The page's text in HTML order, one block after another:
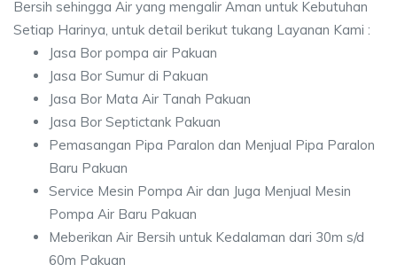
Bersih sehingga Air yang mengalir Aman untuk Kebutuhan
Setiap Harinya, untuk detail berikut tukang Layanan Kami :
Jasa Bor pompa air Pakuan
Jasa Bor Sumur di Pakuan
Jasa Bor Mata Air Tanah Pakuan
Jasa Bor Septictank Pakuan
Pemasangan Pipa Paralon dan Menjual Pipa Paralon
Baru Pakuan
Service Mesin Pompa Air dan Juga Menjual Mesin
Pompa Air Baru Pakuan
Meberikan Air Bersih untuk Kedalaman dari 30m s/d
60m Pakuan